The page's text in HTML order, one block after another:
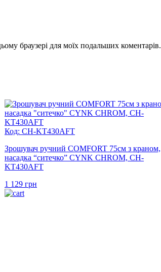
браузері для моїх подальших коментарів.
Код: CH-KT430AFT
Зрошувач ручний COMFORT 75см з краном,
насадка “ситечко” CYNK CHROM, CH-
KT430AFT
1 129 грн